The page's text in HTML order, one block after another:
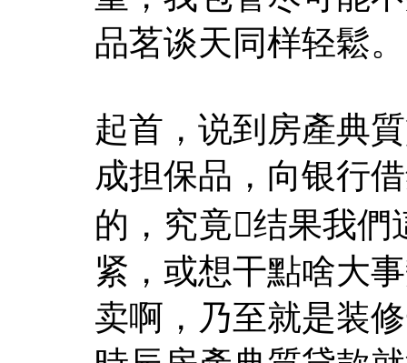
品茗谈天同样轻鬆。
起首，说到房產典
成担保品，向银行
的，究竟结果我們
紧，或想干點啥大
卖啊，乃至就是装